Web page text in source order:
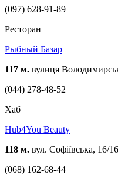
(097) 628-91-89
Ресторан
Рыбный Базар
117 м. вулиця
(044) 278-48-52
Хаб
Hub4You Beauty
118 м. вул. Софіївська, 16/
(068) 162-68-44